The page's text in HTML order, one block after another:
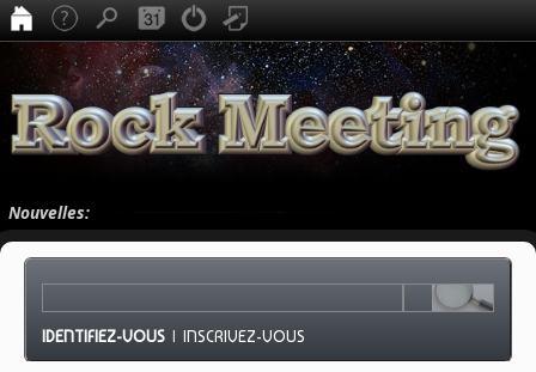
Nouvelles:
IDENTIFIEZ-VOUS |INSCRIVEZ-VOUS